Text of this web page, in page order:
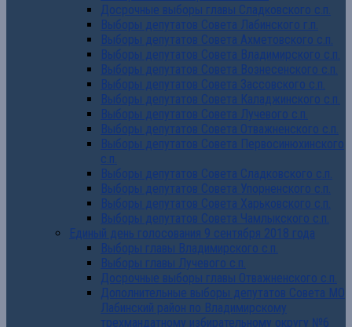
Досрочные выборы главы Сладковского с.п.
Выборы депутатов Совета Лабинского г.п.
Выборы депутатов Совета Ахметовского с.п.
Выборы депутатов Совета Владимирского с.п.
Выборы депутатов Совета Вознесенского с.п.
Выборы депутатов Совета Зассовского с.п.
Выборы депутатов Совета Каладжинского с.п.
Выборы депутатов Совета Лучевого с.п.
Выборы депутатов Совета Отважненского с.п.
Выборы депутатов Совета Первосинюхинского
с.п.
Выборы депутатов Совета Сладковского с.п.
Выборы депутатов Совета Упорненского с.п.
Выборы депутатов Совета Харьковского с.п.
Выборы депутатов Совета Чамлыкского с.п.
Единый день голосования 9 сентября 2018 года
Выборы главы Владимирского с.п.
Выборы главы Лучевого с.п.
Досрочные выборы главы Отважненского с.п.
Дополнительные выборы депутатов Совета МО
Лабинский район по Владимирскому
трехмандатному избирательному округу №6